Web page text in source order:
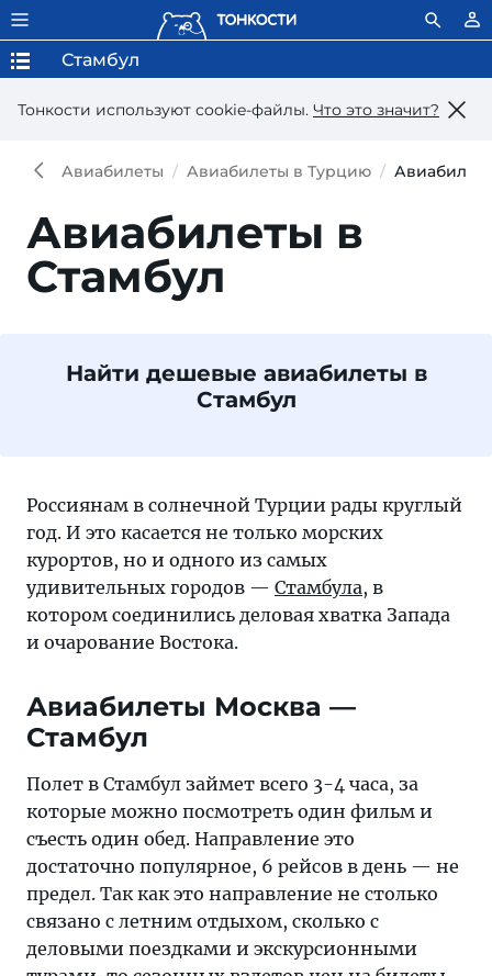
Тонкости используют сookie-файлы. Что это значит?
Стамбул
Авиабилеты Авиабилеты в Турцию
Авиабилеты в
Стамбул
Найти дешевые авиабилеты в
Стамбул
Россиянам в солнечной Турции рады круглый
год. И это касается не только морских
курортов, но и одного из самых
удивительных городов — Стамбула, в
котором соединились деловая хватка Запада
и очарование Востока.
Авиабилеты Москва —
Стамбул
Полет в Стамбул займет всего 3-4 часа, за
которые можно посмотреть один фильм и
съесть один обед. Направление это
достаточно популярное, 6 рейсов в день — не
предел. Так как это направление не столько
связано с летним отдыхом, сколько с
деловыми поездками и экскурсионными